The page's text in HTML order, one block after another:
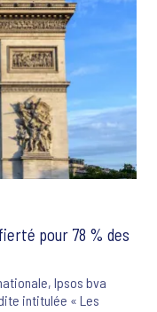
pour 78 % des
Ipsos bva
intitulée « Les